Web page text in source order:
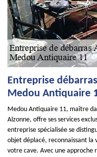
Entreprise
Medou Antiquaire
Medou Antiquaire 11, maître
Alzonne, offre ses services
entreprise spécialisée se
objet déplacé, reconnaissant la
votre cave. Avec une